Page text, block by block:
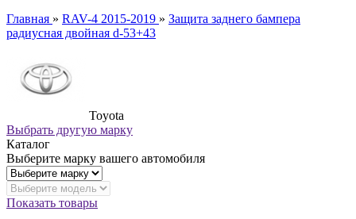
Главная » RAV-4 2015-2019 » Защита заднего бампера
радиусная двойная d-53+43
Toyota
Выбрать другую марку
Каталог
Выберите марку вашего автомобиля
Показать товары